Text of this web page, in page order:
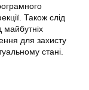
Також слід
майбутніх
для захисту
стані.